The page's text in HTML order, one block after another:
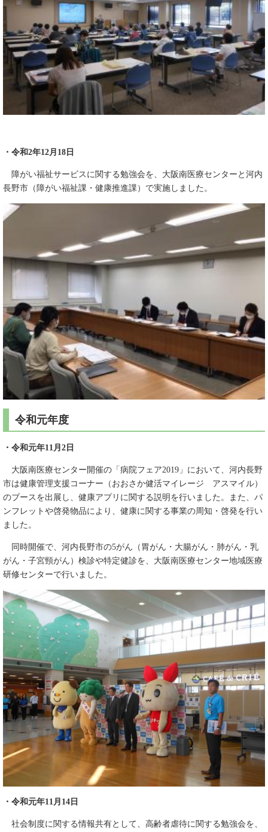
・令和2年12月18日
障がい福祉サービスに関する勉強会を、大阪南医療センターと河内
長野市（障がい福祉課・健康推進課）で実施しました。
令和元年度
・令和元年11月2日
大阪南医療センター開催の「病院フェア2019」において、河内長野
市は健康管理支援コーナー（おおさか健活マイレージ アスマイル）
のブースを出展し、健康アプリに関する説明を行いました。また、パ
ンフレットや啓発物品により、健康に関する事業の周知・啓発を行い
ました。
同時開催で、河内長野市の5がん（胃がん・大腸がん・肺がん・乳
がん・子宮頸がん）検診や特定健診を、大阪南医療センター地域医療
研修センターで行いました。
・令和元年11月14日
社会制度に関する情報共有として、高齢者虐待に関する勉強会を、